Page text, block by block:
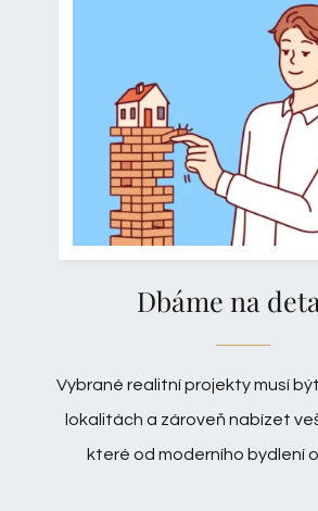
Dbáme na
Vybrané realitní projekty musí
lokalitách a zároveň nabízet
které od moderního bydlení